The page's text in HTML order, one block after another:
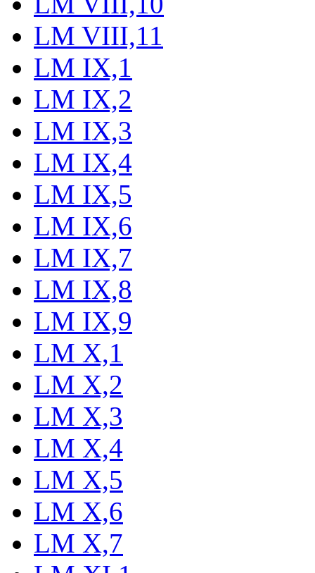
LM VIII,11
LM IX,1
LM IX,2
LM IX,3
LM IX,4
LM IX,5
LM IX,6
LM IX,7
LM IX,8
LM IX,9
LM X,1
LM X,2
LM X,3
LM X,4
LM X,5
LM X,6
LM X,7